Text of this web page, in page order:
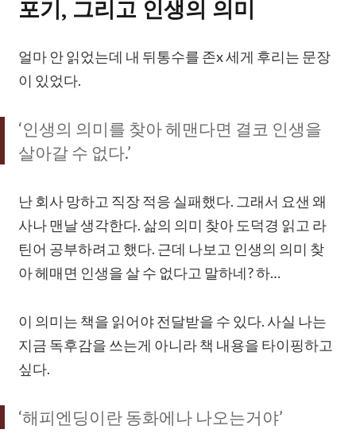
포기, 그리고 인생의 의미
얼마 안 읽었는데 내 뒤통수를 존x 세게 후리는 문장
이 있었다.
‘인생의 의미를 찾아 헤맨다면 결코 인생을
살아갈 수 없다.’
난 회사 망하고 직장 적응 실패했다. 그래서 요샌 왜
사나 맨날 생각한다. 삶의 의미 찾아 도덕경 읽고 라
틴어 공부하려고 했다. 근데 나보고 인생의 의미 찾
아 헤매면 인생을 살 수 없다고 말하네? 하…
이 의미는 책을 읽어야 전달받을 수 있다. 사실 나는
지금 독후감을 쓰는게 아니라 책 내용을 타이핑하고
싶다.
‘해피엔딩이란 동화에나 나오는거야’